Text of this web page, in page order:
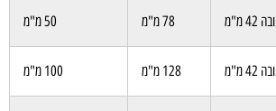
78 מ"מ 50 מ"מ
128 מ"מ 100 מ"מ